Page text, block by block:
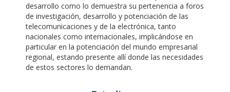
desarrollo como lo demuestra su pertenencia a foros
de investigación, desarrollo y potenciación de las
telecomunicaciones y de la electrónica, tanto
nacionales como internacionales, implicándose en
particular en la potenciación del mundo empresarial
regional, estando presente allí donde las necesidades
de estos sectores lo demandan.